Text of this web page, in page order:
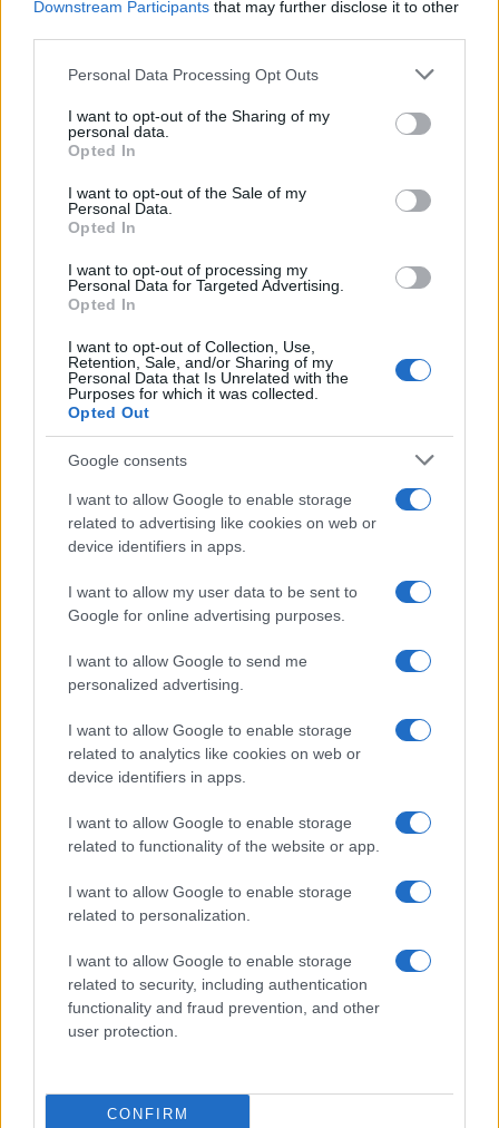
Downstream Participants that may further disclose it to other
Please note that this website/app uses one or more Google
not limited to your visit or usage behaviour. You may click to
grant or deny consent to Google and its third-party tags to
use your data for below specified purposes in below Google
consent section.
Personal Data Processing Opt Outs
I want to opt-out of the Sharing of my
personal data.
Opted In
I want to opt-out of the Sale of my
Personal Data.
Opted In
I want to opt-out of processing my
Personal Data for Targeted Advertising.
Opted In
I want to opt-out of Collection, Use,
Retention, Sale, and/or Sharing of my
Personal Data that Is Unrelated with the
Purposes for which it was collected.
Opted Out
Google consents
I want to allow Google to enable storage
related to advertising like cookies on web or
device identifiers in apps.
I want to allow my user data to be sent to
Google for online advertising purposes.
I want to allow Google to send me
personalized advertising.
I want to allow Google to enable storage
related to analytics like cookies on web or
device identifiers in apps.
I want to allow Google to enable storage
related to functionality of the website or app.
I want to allow Google to enable storage
related to personalization.
I want to allow Google to enable storage
related to security, including authentication
functionality and fraud prevention, and other
user protection.
CONFIRM
giornalismo sportivo dopo una notte al
coordina le pagine di competizioni e
commenti. In redazione predilige reportage
partita come prova della svolta.
Continua a leggere
BASKET